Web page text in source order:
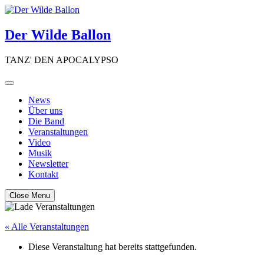
Skip
content
Der Wilde Ballon
TANZ' DEN APOCALYPSO
News
Über uns
Die Band
Veranstaltungen
Video
Musik
Newsletter
Kontakt
Close Menu
« Alle Veranstaltungen
Diese Veranstaltung hat bereits stattgefunden.